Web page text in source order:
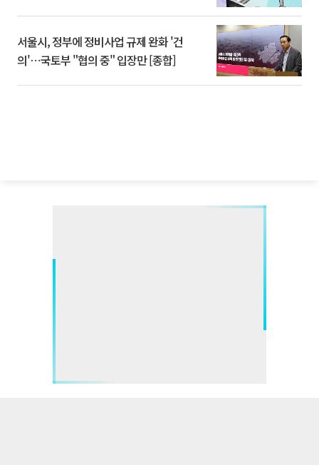
서울시, 정부에 정비사업 규제 완화 '건
의'⋯국토부 "협의 중" 입장만 [종합]